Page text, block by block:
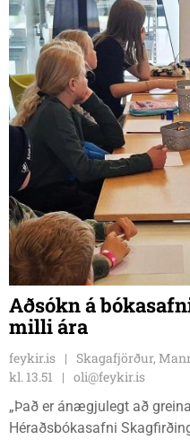
að það ætti oft erfitt með
safna fyrir hárri útborgun
Aðsókn á
milli ára
feykir.is Skagafjörður,
kl. 13.51
oli@feykir.is
„Það er ánægjulegt að
Héraðsbókasafni